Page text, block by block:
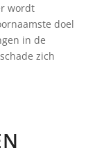
wordt
doel
in de
zich